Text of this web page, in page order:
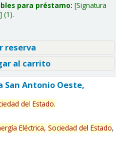
para préstamo: Signatura
(1).
reserva
al carrito
Antonio Oeste,
del Estado.
Eléctrica, Sociedad del Estado,